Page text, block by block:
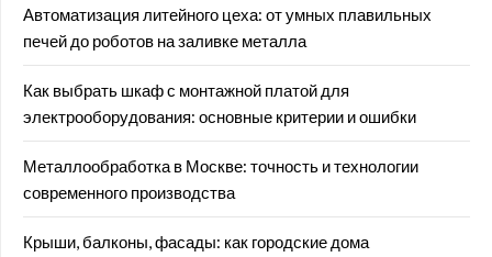
Автоматизация литейного цеха: от умных плавильных
печей до роботов на заливке металла
Как выбрать шкаф с монтажной платой для
электрооборудования: основные критерии и ошибки
Металлообработка в Москве: точность и технологии
современного производства
Крыши, балконы, фасады: как городские дома